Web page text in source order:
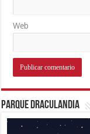
Web
Parque Draculandia